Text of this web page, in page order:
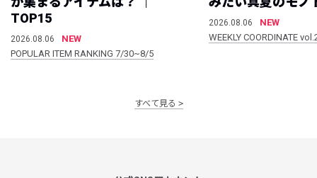
TOP15
2026.08.06
NEW
POPULAR ITEM RANKING 7/30~8/5
2026.08.06
NEW
WEEKLY COORDINATE
すべて見る